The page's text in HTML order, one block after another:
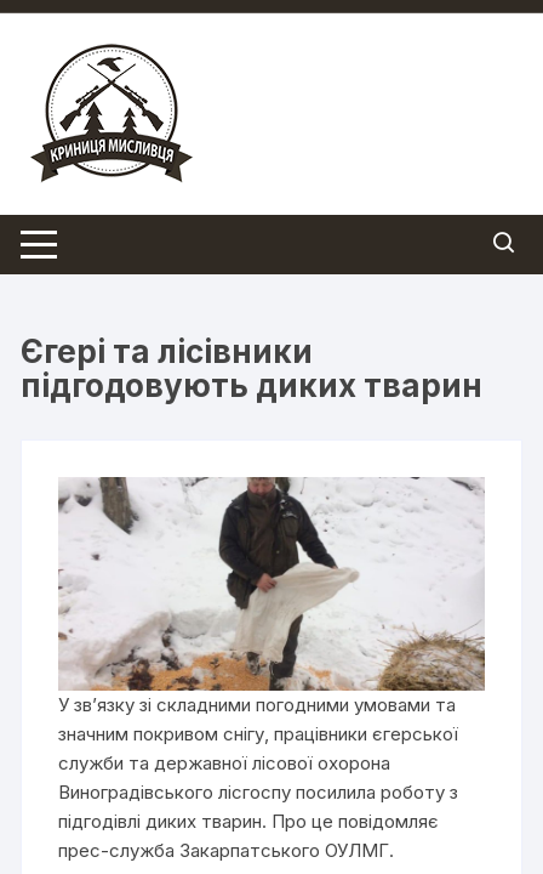
Перейти
вмісту
Єгері та лісівники
підгодовують диких тварин
У зв’язку зі складними погодними умовами та
значним покривом снігу, працівники єгерської
служби та державної лісової охорона
Виноградівського лісгоспу посилила роботу з
підгодівлі диких тварин. Про це повідомляє
прес-служба Закарпатського ОУЛМГ.